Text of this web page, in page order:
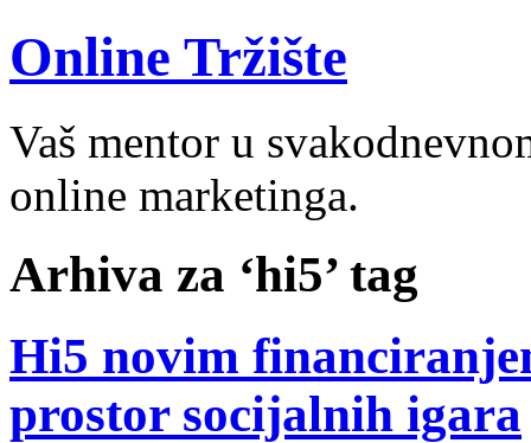
Online Tržište
Vaš mentor u
online marketinga.
Arhiva za ‘hi5’ tag
Hi5 novim
prostor socijalnih igara